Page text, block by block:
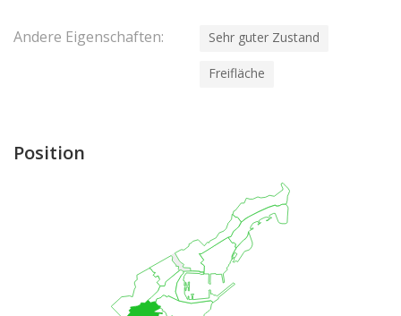
Andere Eigenschaften: Sehr guter Zustand
Freifläche
Position